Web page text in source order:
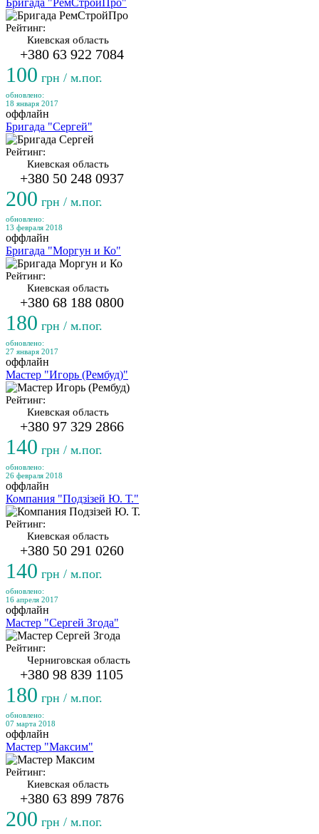
Бригада "РемСтройПро"
Рейтинг:
Киевская область
+380 63 922 7084
100 грн / м.пог.
обновлено:
18 января 2017
оффлайн
Бригада "Сергей"
Рейтинг:
Киевская область
+380 50 248 0937
200 грн / м.пог.
обновлено:
13 февраля 2018
оффлайн
Бригада "Моргун и Ко"
Рейтинг:
Киевская область
+380 68 188 0800
180 грн / м.пог.
обновлено:
27 января 2017
оффлайн
Мастер "Игорь (Рембуд)"
Рейтинг:
Киевская область
+380 97 329 2866
140 грн / м.пог.
обновлено:
26 февраля 2018
оффлайн
Компания "Подзізей Ю. Т."
Рейтинг:
Киевская область
+380 50 291 0260
140 грн / м.пог.
обновлено:
16 апреля 2017
оффлайн
Мастер "Сергей Згода"
Рейтинг:
Черниговская область
+380 98 839 1105
180 грн / м.пог.
обновлено:
07 марта 2018
оффлайн
Мастер "Максим"
Рейтинг:
Киевская область
+380 63 899 7876
200 грн / м.пог.